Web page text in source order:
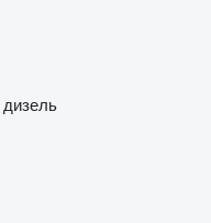
дизель